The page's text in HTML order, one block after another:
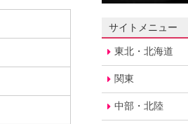
サイトメニュー
東北・北海道
関東
中部・北陸